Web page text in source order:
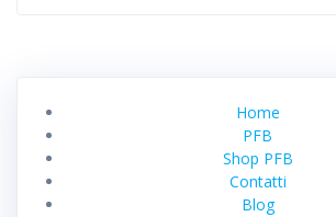
Home
PFB
Shop PFB
Contatti
Blog